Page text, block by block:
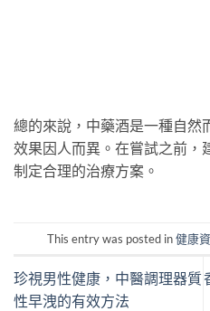
總的來說，中藥酒是一種自然
效果因人而異。在嘗試之前，
制定合理的治療方案。
This entry was posted in健康
珍視男性健康，中醫調理器質
性早洩的有效方法